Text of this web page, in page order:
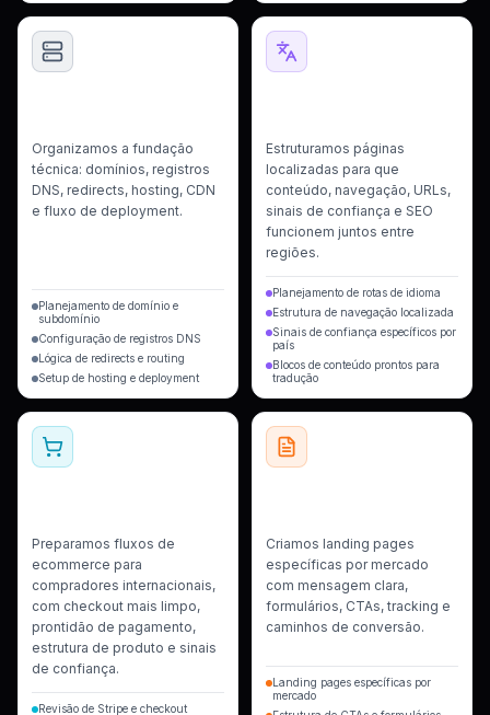
Organizamos a fundação
técnica: domínios, registros
DNS, redirects, hosting, CDN
e fluxo de deployment.
Planejamento de domínio e
subdomínio
Configuração de registros DNS
Lógica de redirects e routing
Setup de hosting e deployment
Estruturamos páginas
localizadas para que
conteúdo, navegação, URLs,
sinais de confiança e SEO
funcionem juntos entre
regiões.
Planejamento de rotas de idioma
Estrutura de navegação localizada
Sinais de confiança específicos por
país
Blocos de conteúdo prontos para
tradução
Preparamos fluxos de
ecommerce para
compradores internacionais,
com checkout mais limpo,
prontidão de pagamento,
estrutura de produto e sinais
de confiança.
Revisão de Stripe e checkout
Criamos landing pages
específicas por mercado
com mensagem clara,
formulários, CTAs, tracking e
caminhos de conversão.
Landing pages específicas por
mercado